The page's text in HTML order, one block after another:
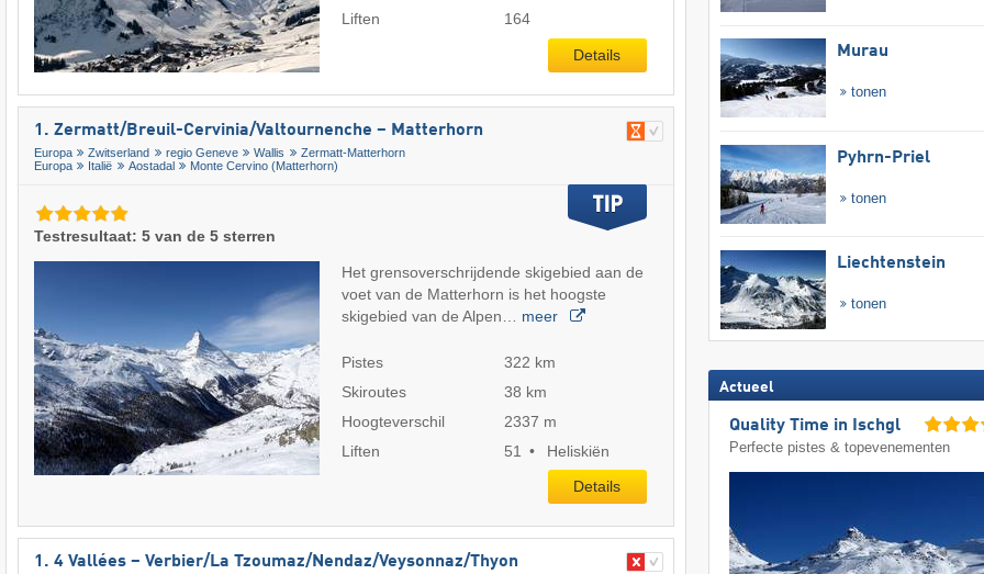
Liften
164
Details
1. Zermatt/​Breuil-Cervinia/​Valtournenche – Matterhorn
Europa Zwitserland regio Geneve Wallis
Zermatt-Matterhorn
Europa
Italië Aostadal Monte Cervino (Matterhorn)
Testresultaat: 5 van de 5 sterren
Het grensoverschrijdende skigebied aan de
voet van de Matterhorn is het hoogste
skigebied van de Alpen… meer
Pistes
322 km
Skiroutes
38 km
Hoogteverschil
2337 m
Liften
51
Heliskiën
Details
1. 4 Vallées – Verbier/​La Tzoumaz/​Nendaz/​Veysonnaz/​Thyon
Murau
tonen
Pyhrn-Priel
tonen
Liechtenstein
tonen
Actueel
Quality Time in Ischgl
Perfecte pistes & topevenementen